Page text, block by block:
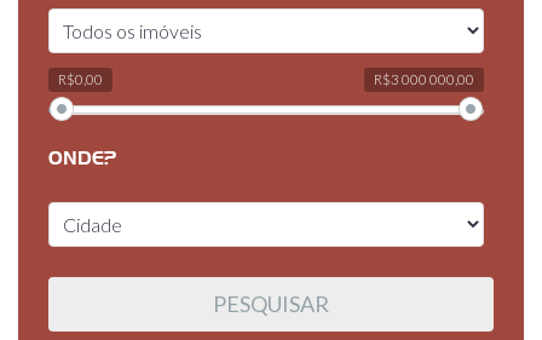
R$0,00 R$3 000 000,00
ONDE?